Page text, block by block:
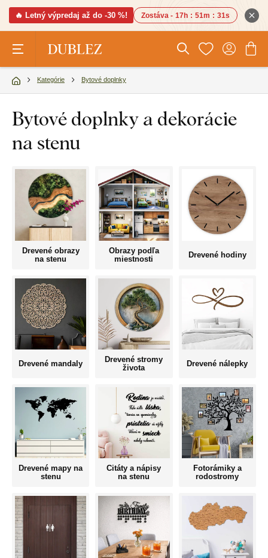
🔥 Letný výpredaj až do -30 %! Zostáva - 17h : 51m : 30s
Kategórie Bytové doplnky
Bytové doplnky a dekorácie
na stenu
Drevené obrazy
na stenu
Obrazy podľa
miestnosti
Drevené hodiny
Drevené mandaly
Drevené stromy
života
Drevené nálepky
Drevené mapy na
stenu
Citáty a nápisy
na stenu
Fotorámiky a
rodostromy